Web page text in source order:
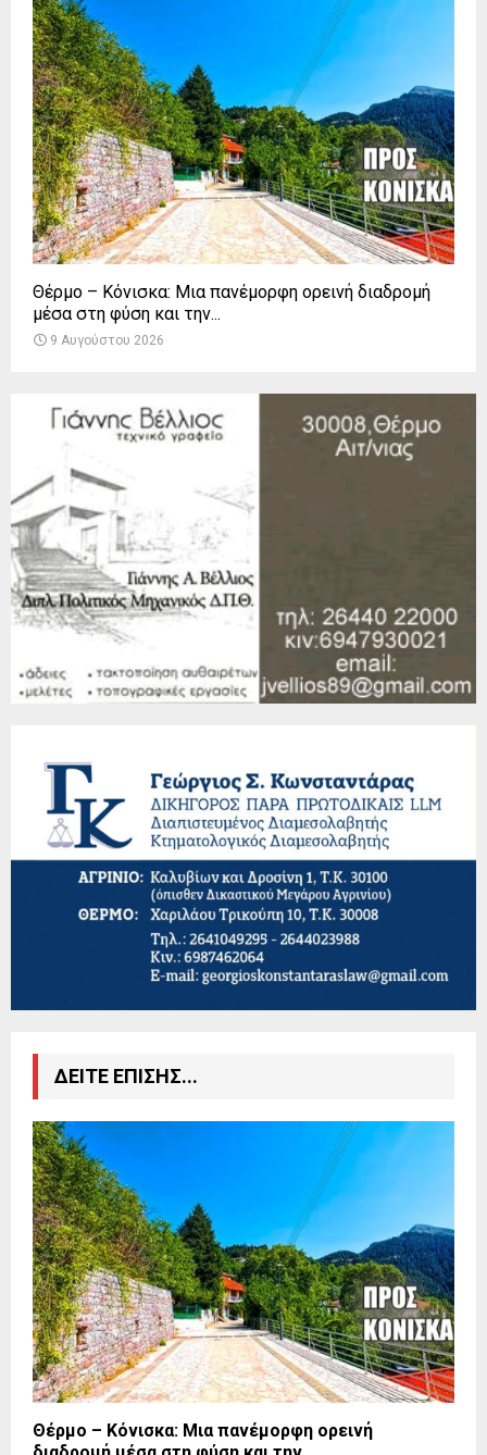
Θέρμο – Κόνισκα: Μια πανέμορφη ορεινή διαδρομή
μέσα στη φύση και την...
9 Αυγούστου 2026
ΔΕΙΤΕ ΕΠΙΣΗΣ...
Θέρμο – Κόνισκα: Μια πανέμορφη ορεινή